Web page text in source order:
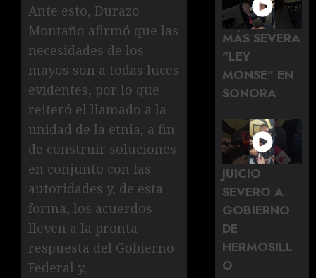
Ante esto, Durazo
Montaño afirmó que las
necesidades de los
mayos son a todas luces
evidentes, por lo que
reiteró el llamado a la
unidad de la etnia, a fin
de construir soluciones
en conjunto con las
autoridades y, de esta
forma, los acuerdos
lleven a la pronta
respuesta del Gobierno
Federal y,
MÁS SEVERA
"LEY
MONSE" EN
SONORA
JUICIO
SEVERO A
GOBIERNO
DE
HERMOSILL
O